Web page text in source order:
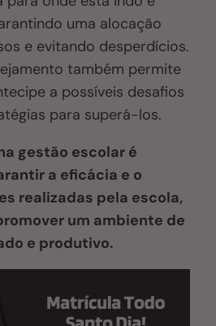
uma alocação
e evitando desperdícios.
também permite
a possíveis desafios
para superá-los.
gestão escolar é
a eficácia e o
realizadas pela escola,
um ambiente de
e produtivo.